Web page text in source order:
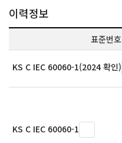
이력정보
표준번호
KS C IEC 60060-1(2024 확인)
KS C IEC 60060-1